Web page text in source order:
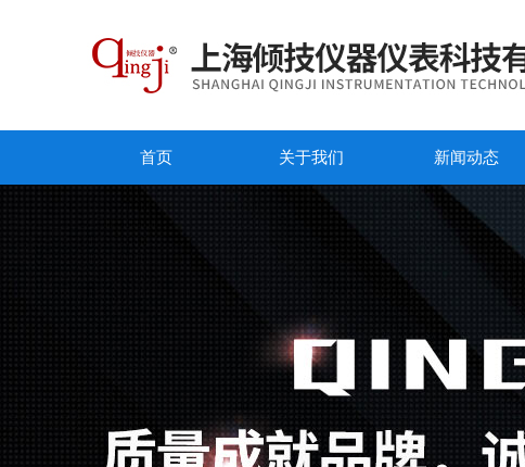
首页 关于我们 新闻动态